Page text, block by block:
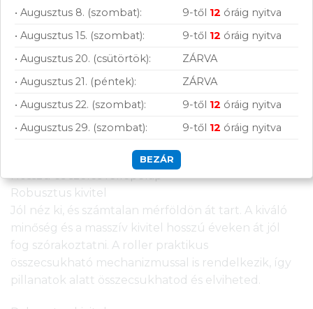
sebességnél is biztonságosabbá válik a vezetés.
Szélesebb kormány
Hosszú és széles fellépőlap
Egy ekkora fellépőlapon egymás mellett is
elférnek a lábaid, így mindig teljes mértékben
uralni tudod a rollert. Ráadásul a speciális
csúszásmentes gumifelületnek köszönhetően
Hosszú és széles fellépőlap
Robusztus kivitel
Jól néz ki, és számtalan mérföldön át tart. A kiváló
minőség és a masszív kivitel hosszú éveken át jól
fog szórakoztatni. A roller praktikus
összecsukható mechanizmussal is rendelkezik, így
pillanatok alatt összecsukhatod és elviheted.
• Augusztus 8. (szombat): 9-től 12 óráig nyitva
• Augusztus 15. (szombat):
9-től 12 óráig nyitva
• Augusztus 20. (csütörtök):
ZÁRVA
• Augusztus 21. (péntek):
ZÁRVA
• Augusztus 22. (szombat):
9-től 12 óráig nyitva
• Augusztus 29. (szombat):
9-től 12 óráig nyitva
BEZÁR